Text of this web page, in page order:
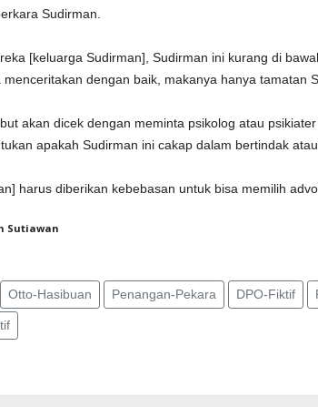
Sudirman.
[keluarga Sudirman], Sudirman ini kurang di
dengan baik, makanya hanya tamatan
akan dicek dengan meminta psikolog atau
apakah Sudirman ini cakap dalam bertindak atau
harus diberikan kebebasan untuk bisa memilih
Sutiawan
Otto-Hasibuan Penangan-Pekara DPO-Fiktif